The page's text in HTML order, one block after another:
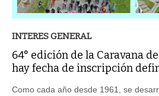
INTERES GENERAL
64° edición de la Caravana
hay fecha de inscripción
Como cada año desde 1961, se